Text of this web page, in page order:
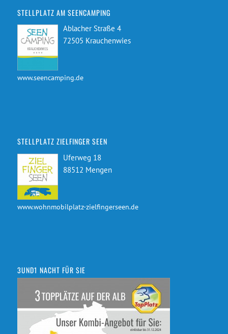
STELLPLATZ AM SEENCAMPING
Ablacher Straße 4
72505 Krauchenwies
www.seencamping.de
STELLPLATZ ZIELFINGER SEEN
Uferweg 18
88512 Mengen
www.wohnmobilplatz-zielfingerseen.de
3UND1 NACHT FÜR SIE